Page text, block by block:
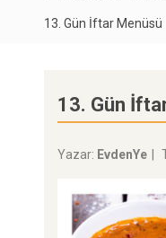
13. Gün İftar Menüsü
13. Gün
Yazar: EvdenYe